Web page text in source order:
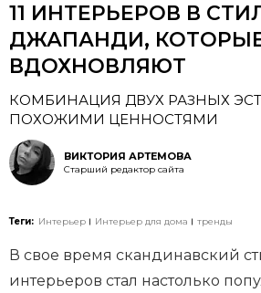
11 ИНТЕРЬЕРОВ В
ДЖАПАНДИ,
ВДОХНОВЛЯЮТ
КОМБИНАЦИЯ ДВУХ РАЗНЫХ
ПОХОЖИМИ ЦЕННОСТЯМИ
ВИКТОРИЯ АРТЕМОВА
Старший редактор сайта
Теги: Интерьер Интерьер для дома тренды
В свое время скандинавский
интерьеров стал настолько